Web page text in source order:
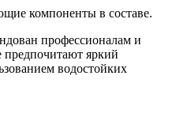
компоненты в составе.
профессионалам и
яркий
водостойких